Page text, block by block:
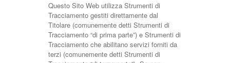
Questo Sito Web utilizza Strumenti di
Tracciamento gestiti direttamente dal
Titolare (comunemente detti Strumenti di
Tracciamento “di prima parte”) e Strumenti di
Tracciamento che abilitano servizi forniti da
terzi (comunemente detti Strumenti di